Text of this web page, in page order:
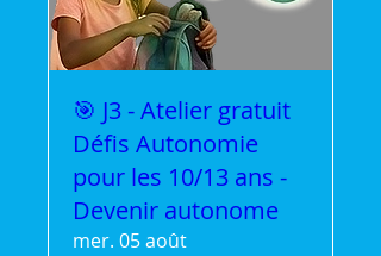
🎯 J3 - Atelier gratuit
Défis Autonomie
pour les 10/13 ans -
Devenir autonome
mer. 05 août